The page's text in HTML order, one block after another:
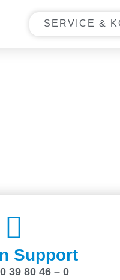
SERVICE &
Support
39 80 46 – 0